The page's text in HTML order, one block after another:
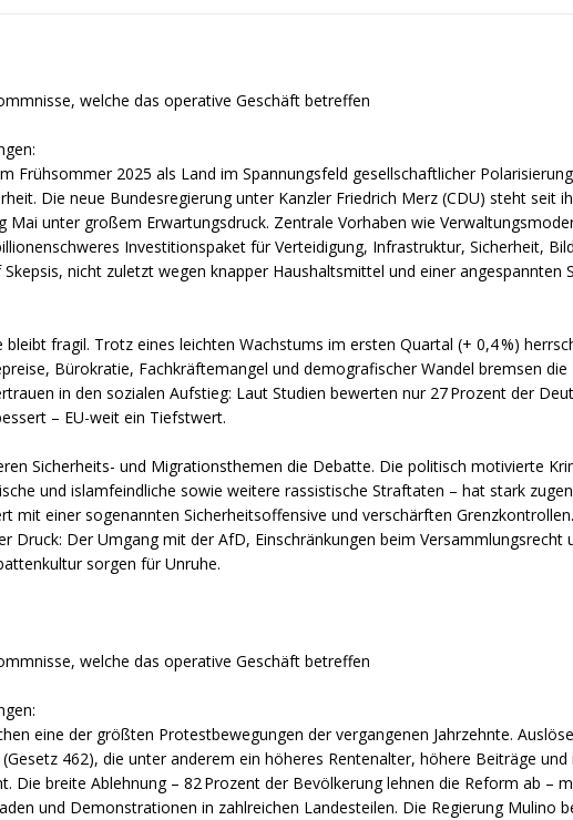
welche das operative Geschäft betreffen
Frühsommer 2025 als Land im Spannungsfeld gesellschaftlicher
Die neue Bundesregierung unter Kanzler Friedrich Merz (CDU) steht seit
Mai unter großem Erwartungsdruck. Zentrale Vorhaben wie
Investitionspaket für Verteidigung, Infrastruktur, Sicherheit,
nicht zuletzt wegen knapper Haushaltsmittel und einer angespannten
fragil. Trotz eines leichten Wachstums im ersten Quartal (+ 0,4 %)
Bürokratie, Fachkräftemangel und demografischer Wandel bremsen die
in den sozialen Aufstieg: Laut Studien bewerten nur 27 Prozent der
– EU-weit ein Tiefstwert.
Sicherheits- und Migrationsthemen die Debatte. Die politisch motivierte
und islamfeindliche sowie weitere rassistische Straftaten – hat stark
mit einer sogenannten Sicherheitsoffensive und verschärften
Druck: Der Umgang mit der AfD, Einschränkungen beim Versammlungsrecht
sorgen für Unruhe.
welche das operative Geschäft betreffen
eine der größten Protestbewegungen der vergangenen Jahrzehnte.
462), die unter anderem ein höheres Rentenalter, höhere Beiträge und
Die breite Ablehnung – 82 Prozent der Bevölkerung lehnen die Reform ab –
und Demonstrationen in zahlreichen Landesteilen. Die Regierung Mulino